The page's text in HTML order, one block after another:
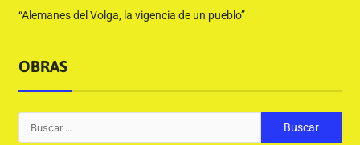
“Alemanes del Volga, la vigencia de un pueblo”
OBRAS